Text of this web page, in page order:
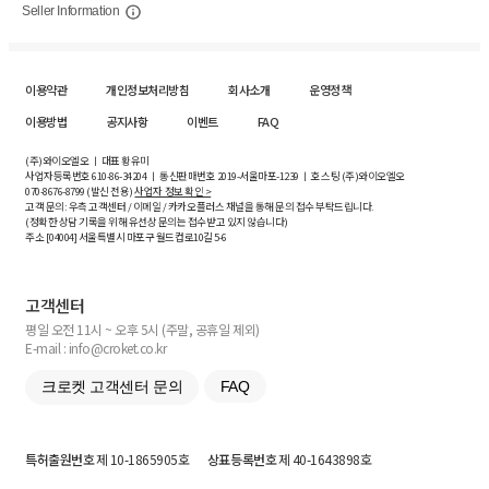
Seller Information
이용약관 개인정보처리방침 회사소개
운영정책
이용방법
공지사항 이벤트 FAQ
(주)와이오엘오 ㅣ 대표 황유미
사업자등록번호610-86-34204ㅣ 통신판매번호 2019-서울마포-1239 ㅣ 호스팅 (주)와이오엘오
070-8676-8799 (발신 전용)사업자 정보 확인 >
고객 문의: 우측 고객센터 / 이메일 / 카카오플러스 채널을 통해 문의 접수 부탁드립니다.
(정확한 상담 기록을 위해 유선상 문의는 접수받고 있지 않습니다)
주소 [04004] 서울특별시 마포구 월드컵로10길5-6
고객센터
평일 오전 11시 ~ 오후 5시 (주말, 공휴일 제외)
E-mail : info@croket.co.kr
크로켓 고객센터 문의 FAQ
특허출원번호제 10-1865905호 상표등록번호제 40-1643898호